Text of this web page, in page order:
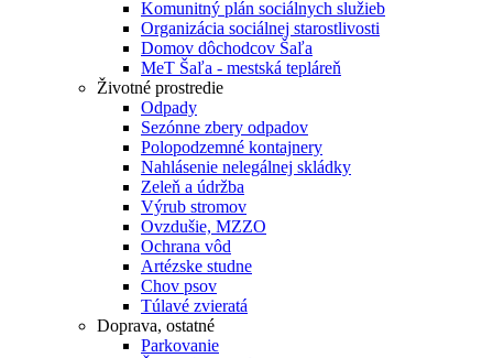
Komunitný plán sociálnych služieb
Organizácia sociálnej starostlivosti
Domov dôchodcov Šaľa
MeT Šaľa - mestská tepláreň
Životné prostredie
Odpady
Sezónne zbery odpadov
Polopodzemné kontajnery
Nahlásenie nelegálnej skládky
Zeleň a údržba
Výrub stromov
Ovzdušie, MZZO
Ochrana vôd
Artézske studne
Chov psov
Túlavé zvieratá
Doprava, ostatné
Parkovanie